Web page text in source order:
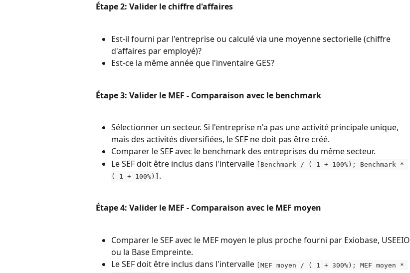
Étape 2: Valider le chiffre d'affaires
Est-il fourni par l'entreprise ou calculé via une moyenne sectorielle (chiffre
d'affaires par employé)?
Est-ce la même année que l'inventaire GES?
Étape 3: Valider le MEF - Comparaison avec le benchmark
Sélectionner un secteur. Si l'entreprise n'a pas une activité principale unique,
mais des activités diversifiées, le SEF ne doit pas être créé.
Comparer le SEF avec le benchmark des entreprises du même secteur.
Le SEF doit être inclus dans l'intervalle
[Benchmark / ( 1 + 100%); Benchmark *
( 1 + 100%)] .
Étape 4: Valider le MEF - Comparaison avec le MEF moyen
Comparer le SEF avec le MEF moyen le plus proche fourni par Exiobase, USEEIO
ou la Base Empreinte.
Le SEF doit être inclus dans l'intervalle [MEF moyen / ( 1 + 300%); MEF moyen *